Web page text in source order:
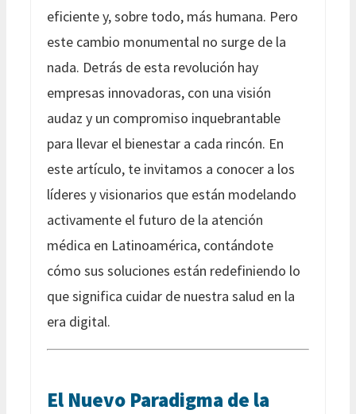
eficiente y, sobre todo, más humana. Pero
este cambio monumental no surge de la
nada. Detrás de esta revolución hay
empresas innovadoras, con una visión
audaz y un compromiso inquebrantable
para llevar el bienestar a cada rincón. En
este artículo, te invitamos a conocer a los
líderes y visionarios que están modelando
activamente el futuro de la atención
médica en Latinoamérica, contándote
cómo sus soluciones están redefiniendo lo
que significa cuidar de nuestra salud en la
era digital.
El Nuevo Paradigma de la